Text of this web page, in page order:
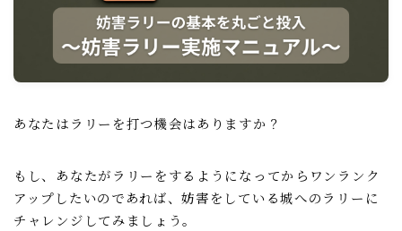
外交戦略編
イベント攻略
KVK
聖騎士
魔獣討伐会
あなたはラリーを打つ機会はありますか？
もし、あなたがラリーをするようになってからワンランク
アップしたいのであれば、妨害をしている城へのラリーに
チャレンジしてみましょう。